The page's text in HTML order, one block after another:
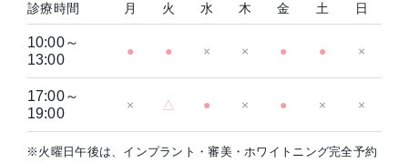
診療時間 月 火 水 木 金 土 日
10:00～
13:00
● ● × × ● ● ×
17:00～
19:00
× △ ● × ● × ×
※火曜日午後は、インプラント・審美・ホワイトニング完全予約